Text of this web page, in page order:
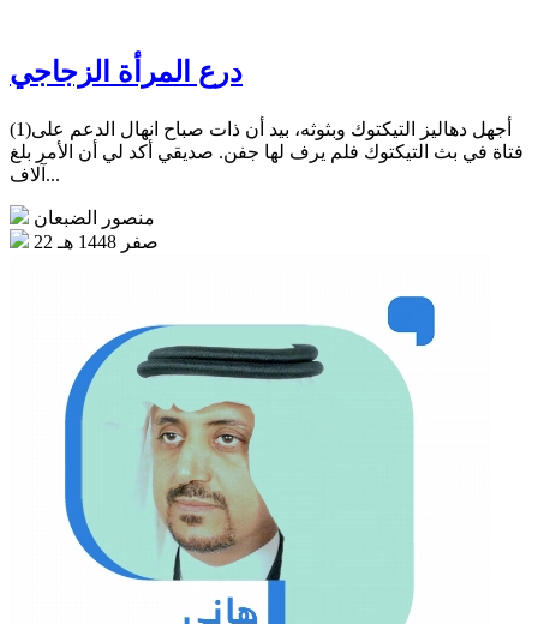
درع المرأة الزجاجي
(1)أجهل دهاليز التيكتوك وبثوثه، بيد أن ذات صباح انهال الدعم على
فتاة في بث التيكتوك فلم يرف لها جفن. صديقي أكد لي أن الأمر بلغ
آلاف...
منصور الضبعان
22 صفر 1448 هـ